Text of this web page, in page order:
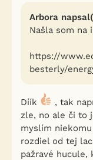
Arbora
Našla som na
https://
besterly/
Díík
, tak
zle, no ale či to
myslím
rozdiel od tej
pažravé hucule,